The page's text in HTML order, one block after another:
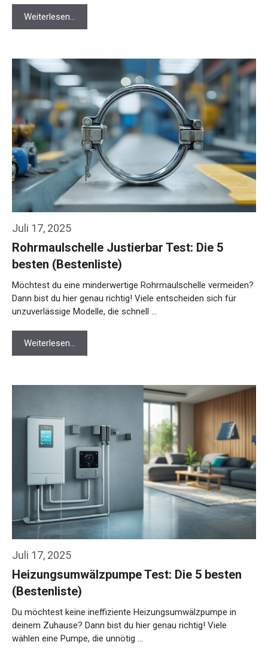
Weiterlesen…
Juli 17, 2025
Rohrmaulschelle Justierbar Test: Die 5
besten (Bestenliste)
Möchtest du eine minderwertige Rohrmaulschelle vermeiden?
Dann bist du hier genau richtig! Viele entscheiden sich für
unzuverlässige Modelle, die schnell …
Weiterlesen…
Juli 17, 2025
Heizungsumwälzpumpe Test: Die 5 besten
(Bestenliste)
Du möchtest keine ineffiziente Heizungsumwälzpumpe in
deinem Zuhause? Dann bist du hier genau richtig! Viele
wählen eine Pumpe, die unnötig …